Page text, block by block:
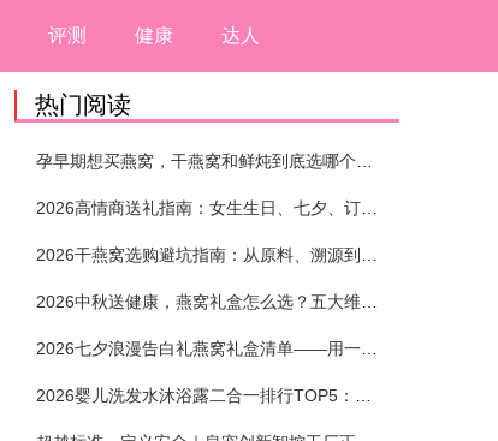
评测 健康 达人
热门阅读